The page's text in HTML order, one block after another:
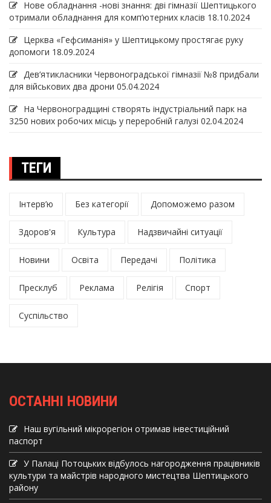
Нове обладнання -нові знання: дві гімназії Шептицького
отримали обладнання для комп’ютерних класів 18.10.2024
Церква «Гефсиманія» у Шептицькому простягає руку
допомоги 18.09.2024
Дев‘ятикласники Червоноградської гімназії №8 придбали
для військових два дрони 05.04.2024
На Червоноградщині створять індустріальний парк на
3250 нових робочих місць у переробній галузі 02.04.2024
ТЕГИ
Інтерв’ю Без категорії Допоможемо разом
Здоров'я Культура Надзвичайні ситуації
Новини Освіта Передачі Політика
Пресклуб Реклама Релігія Спорт
Суспільство
ОСТАННІ НОВИНИ
Наш вугільний мікрорегіон отримав інвеcтиційний
паспорт
У Палаці Потоцьких відбулось нагородження працівників
культури та майстрів народного мистецтва Шептицького
району